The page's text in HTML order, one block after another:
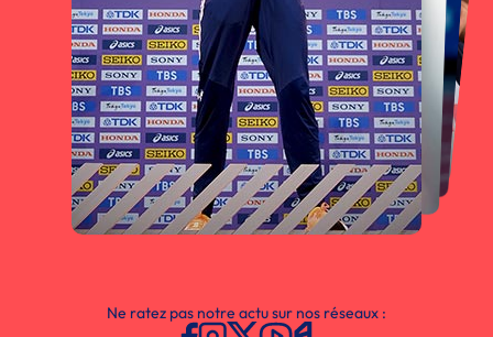
Ne ratez pas notre actu sur nos réseaux :